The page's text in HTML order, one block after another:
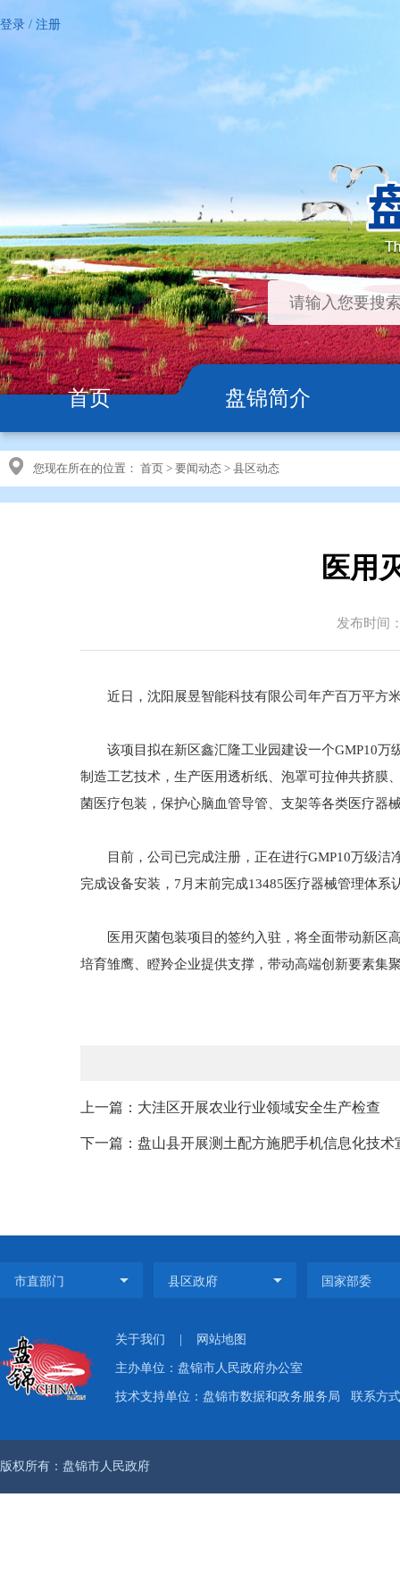
登录 / 注册
首页 盘锦简介
您现在所在的位置： 首页 > 要闻动态 > 县区动态
医用
发布时间
近日，沈阳展昱智能科技有限公司年产百万平方米
该项目拟在新区鑫汇隆工业园建设一个GMP10万
制造工艺技术，生产医用透析纸、泡罩可拉伸共挤膜
菌医疗包装，保护心脑血管导管、支架等各类医疗器
目前，公司已完成注册，正在进行GMP10万级洁
完成设备安装，7月末前完成13485医疗器械管理体系
医用灭菌包装项目的签约入驻，将全面带动新区高
培育雏鹰、瞪羚企业提供支撑，带动高端创新要素集
上一篇：大洼区开展农业行业领域安全生产检查
下一篇：盘山县开展测土配方施肥手机信息化技术
关于我们 网站地图
主办单位：盘锦市人民政府办公室
技术支持单位：盘锦市数据和政务服务局 联系方
版权所有：盘锦市人民政府